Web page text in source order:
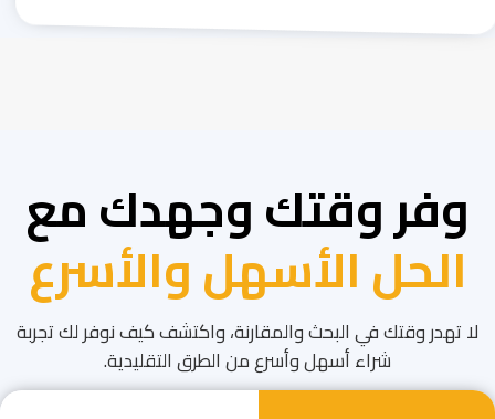
وفر وقتك وجهدك مع
الحل الأسهل والأسرع
لا تهدر وقتك في البحث والمقارنة، واكتشف كيف نوفر لك تجربة
شراء أسهل وأسرع من الطرق التقليدية.